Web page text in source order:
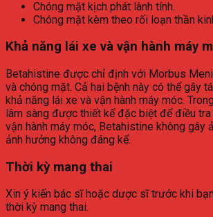
Chóng mặt kịch phát lành tính.
Chóng mặt kèm theo rối loạn thần
Khả năng lái xe và vận hành máy
Betahistine được chỉ định với Morbus
và chóng mặt. Cả hai bệnh này có thể gây
khả năng lái xe và vận hành máy móc.
lâm sàng được thiết kế đặc biệt để điều
vận hành máy móc, Betahistine không gây
ảnh hưởng không đáng kể.
Thời kỳ mang thai
Xin ý kiến bác sĩ hoặc dược sĩ trước khi
thời kỳ mang thai.